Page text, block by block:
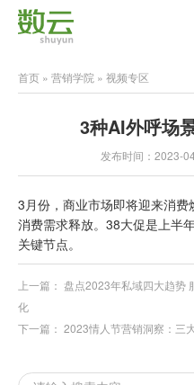
首页 » 营销学院 » 视频专区
3种AI外呼场
发布时间：2023-
3月份，商业市场即将迎来消
消费需求释放。38大促是上半
关键节点。
上一篇： 盘点2023年私域四大趋势
化
下一篇： 2023情人节营销洞察：三